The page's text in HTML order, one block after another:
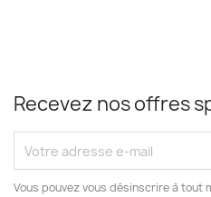
Recevez nos offres
Vous pouvez vous désinscrire à tout